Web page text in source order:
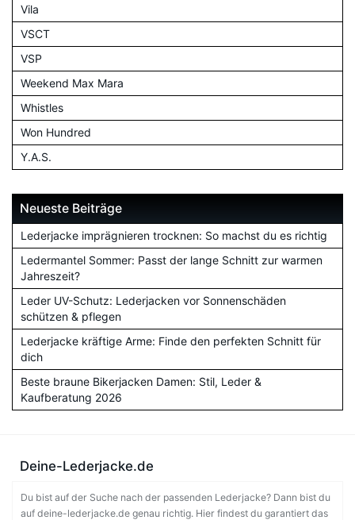
Vila
VSCT
VSP
Weekend Max Mara
Whistles
Won Hundred
Y.A.S.
Neueste Beiträge
Lederjacke imprägnieren trocknen: So machst du es richtig
Ledermantel Sommer: Passt der lange Schnitt zur warmen
Jahreszeit?
Leder UV-Schutz: Lederjacken vor Sonnenschäden
schützen & pflegen
Lederjacke kräftige Arme: Finde den perfekten Schnitt für
dich
Beste braune Bikerjacken Damen: Stil, Leder &
Kaufberatung 2026
Deine-Lederjacke.de
Du bist auf der Suche nach der passenden Lederjacke? Dann bist du
auf deine-lederjacke.de genau richtig. Hier findest du garantiert das